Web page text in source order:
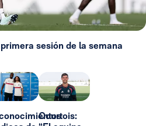
sesión de la semana
Courtois: